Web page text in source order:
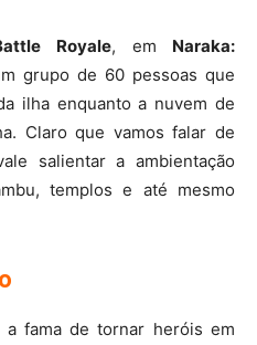
Royale, em Naraka:
grupo de 60 pessoas que
ilha enquanto a nuvem de
Claro que vamos falar de
salientar a ambientação
templos e até mesmo
fama de tornar heróis em